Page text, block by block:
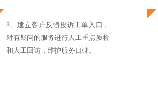
3、建立客户反馈投诉工单入口，
对有疑问的服务进行人工重点质检
和人工回访，维护服务口碑。